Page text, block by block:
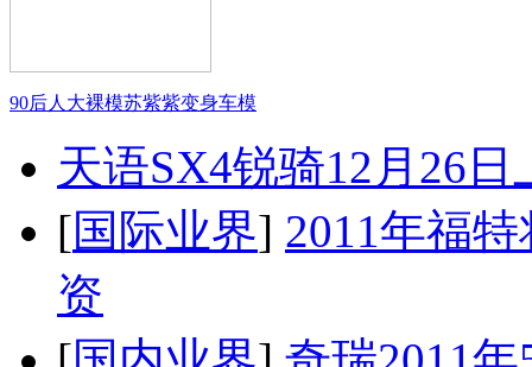
90后人大裸模苏紫紫变身车模
天语SX4锐骑12月26
[国际业界] 2011年福
资